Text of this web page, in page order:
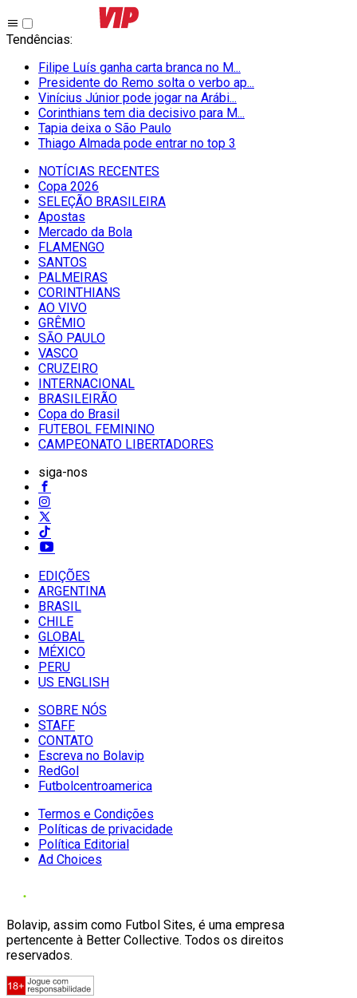
Tendências:
Filipe Luís ganha carta branca no M...
Presidente do Remo solta o verbo ap...
Vinícius Júnior pode jogar na Arábi...
Corinthians tem dia decisivo para M...
Tapia deixa o São Paulo
Thiago Almada pode entrar no top 3
NOTÍCIAS RECENTES
Copa 2026
SELEÇÃO BRASILEIRA
Apostas
Mercado da Bola
FLAMENGO
SANTOS
PALMEIRAS
CORINTHIANS
AO VIVO
GRÊMIO
SĀO PAULO
VASCO
CRUZEIRO
INTERNACIONAL
BRASILEIRÃO
Copa do Brasil
FUTEBOL FEMININO
CAMPEONATO LIBERTADORES
siga-nos
EDIÇÕES
ARGENTINA
BRASIL
CHILE
GLOBAL
MÉXICO
PERU
US ENGLISH
SOBRE NÓS
STAFF
CONTATO
Escreva no Bolavip
RedGol
Futbolcentroamerica
Termos e Condições
Políticas de privacidade
Política Editorial
Ad Choices
Bolavip, assim como Futbol Sites, é uma empresa
pertencente à Better Collective. Todos os direitos
reservados.